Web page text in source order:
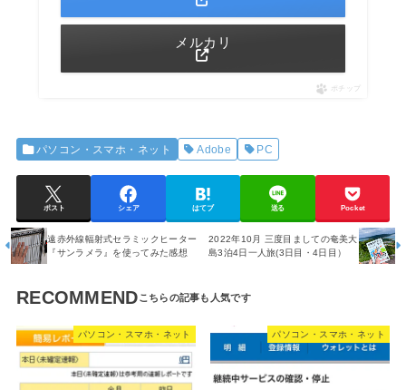
メルカリ
ポチップ
パソコン・スマホ・ネット Adobe PC
ポスト シェア はてブ 送る Pocket
遠赤外線輻射式セラミックヒーター
『サンラメラ』を使ってみた感想
2022年10月 三度目ましての奄美大
島3泊4日一人旅(3日目・4日目）
RECOMMEND
パソコン・スマホ・ネット パソコン・スマホ・ネット